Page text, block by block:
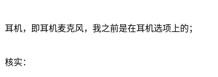
耳机，即耳机麦克风，我之前是在耳机选项上的；
核实：